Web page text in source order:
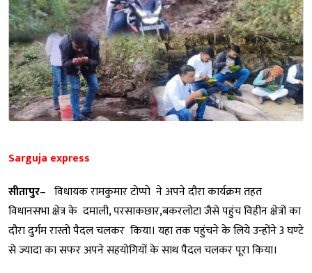
Sarguja express
सीतापुर– विधायक रामकुमार टोप्पो ने अपने दौरा कार्यक्रम तहत
विधानसभा क्षेत्र के दमाली, परसाकछार,बकरलोटा जैसे पहुंच विहीन क्षेत्रों का
दौरा दुर्गम रास्तो पैदल चलकर किया। यहा तक पहुंचने के लिये उन्होंने 3 घण्टे
से ज्यादा का सफर अपने सहयोगियों के साथ पैदल चलकर पूरा किया।